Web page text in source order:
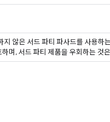
않은 서드 파티 파사드를 사용하
며, 서드 파티 제품을 우회하는 것